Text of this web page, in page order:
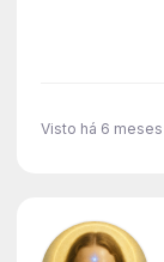
Visto há 6 meses